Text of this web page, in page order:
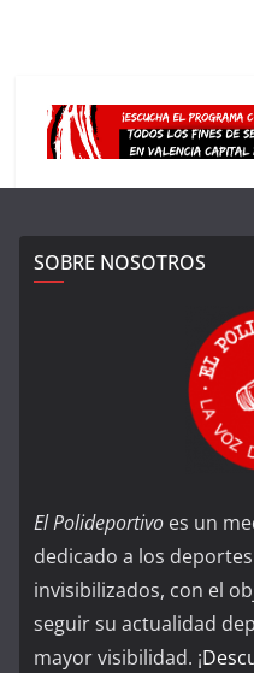
SOBRE NOSOTROS
El Polideportivo es un
dedicado a los
invisibilizados, con el
seguir su actualidad
mayor visibilidad. ¡